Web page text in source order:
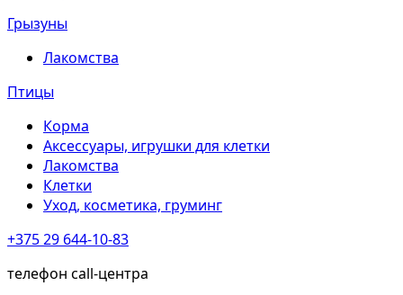
Грызуны
Лакомства
Птицы
Корма
Аксессуары, игрушки для клетки
Лакомства
Клетки
Уход, косметика, груминг
+375 29 644-10-83
телефон call-центра